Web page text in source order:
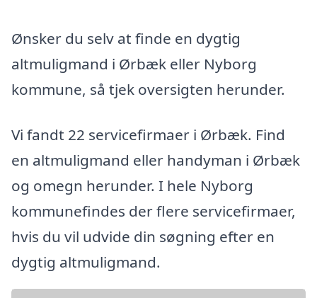
Ønsker du selv at finde en dygtig
altmuligmand i Ørbæk eller Nyborg
kommune, så tjek oversigten herunder.
Vi fandt 22 servicefirmaer i Ørbæk. Find
en altmuligmand eller handyman i Ørbæk
og omegn herunder. I hele Nyborg
kommunefindes der flere servicefirmaer,
hvis du vil udvide din søgning efter en
dygtig altmuligmand.